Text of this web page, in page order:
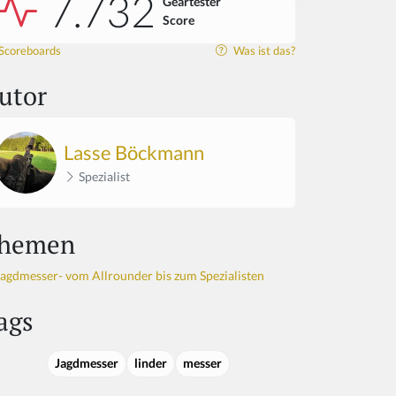
7.732
Score
Was ist das?
Lasse Böckmann
Spezialist
vom Allrounder bis zum Spezialisten
Jagdmesser linder messer